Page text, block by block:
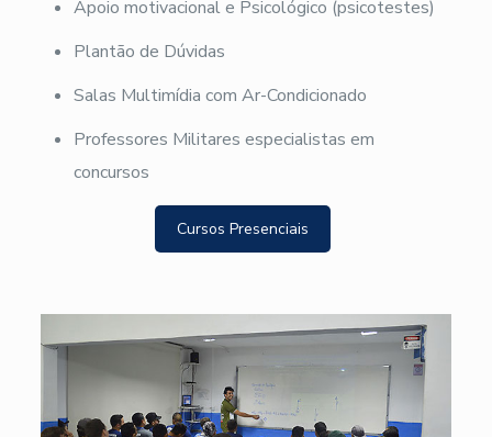
Apoio motivacional e Psicológico (psicotestes)
Plantão de Dúvidas
Salas Multimídia com Ar-Condicionado
Professores Militares especialistas em
concursos
Cursos Presenciais